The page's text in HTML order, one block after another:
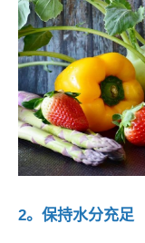
2。保持水分充足